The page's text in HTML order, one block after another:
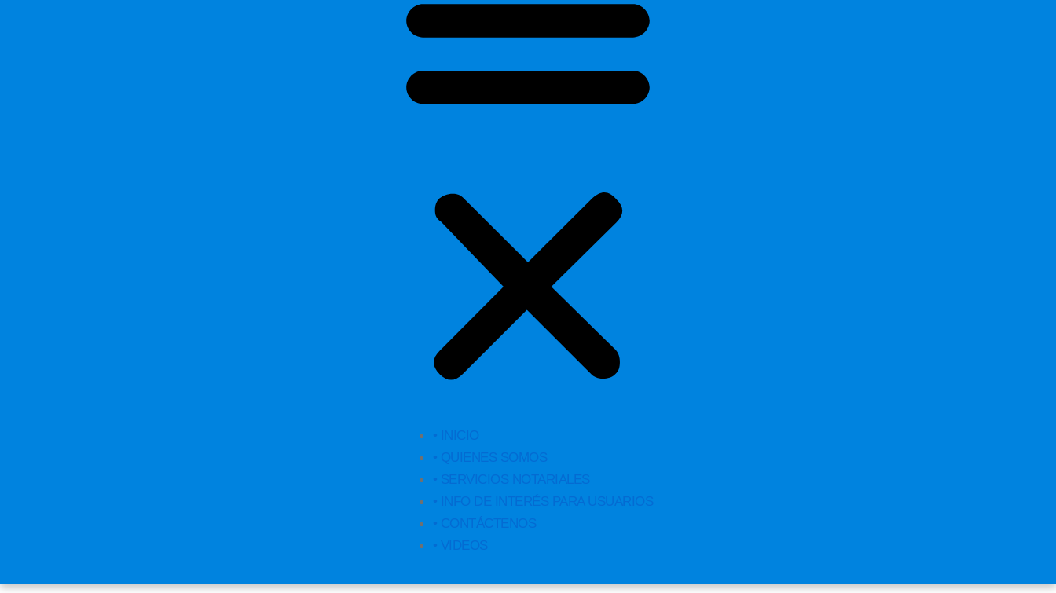
• INICIO
• QUIENES SOMOS
• SERVICIOS NOTARIALES
• INFO DE INTERÉS PARA USUARIOS
• CONTÁCTENOS
• VIDEOS